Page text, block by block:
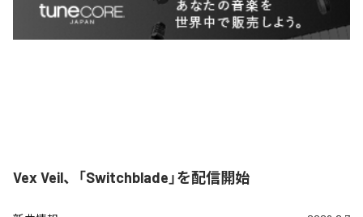
Vex Veil、「Switchblade」を配信開始